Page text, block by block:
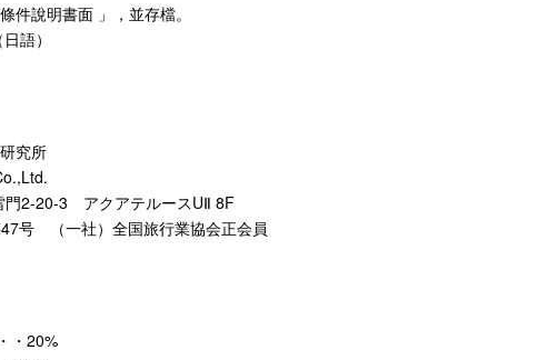
件說明書面 」，並存檔。
（日語）
究所
2-20-3 アクアテルースUⅡ 8F
号 （一社）全国旅行業協会正会員
・20%